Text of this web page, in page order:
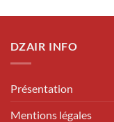
DZAIR INFO
Présentation
Mentions légales